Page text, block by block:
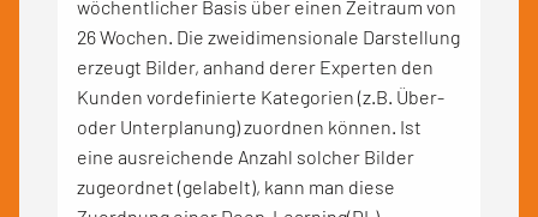
wöchentlicher Basis über einen Zeitraum von
26 Wochen. Die zweidimensionale Darstellung
erzeugt Bilder, anhand derer Experten den
Kunden vordefinierte Kategorien (z.B. Über-
oder Unterplanung) zuordnen können. Ist
eine ausreichende Anzahl solcher Bilder
zugeordnet (gelabelt), kann man diese